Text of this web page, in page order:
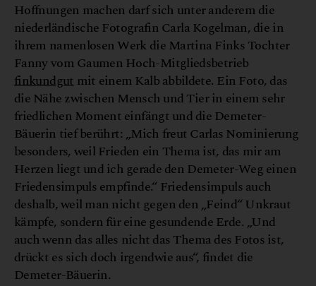
Hoffnungen machen darf sich unter anderem die
niederländische Fotografin Carla Kogelman, die in
ihrem namenlosen Werk die Martina Finks Tochter
Fanny vom Gaumen Hoch-Mitgliedsbetrieb
finkundgutmit einem Kalb abbildete. Ein Foto, das
die Nähe zwischen Mensch und Tier in einem sehr
friedlichen Moment einfängt und die Demeter-
Bäuerin tief berührt: „Mich freut Carlas Nominierung
besonders, weil Frieden ein Thema ist, das mir am
Herzen liegt und ich gerade den Demeter-Weg einen
Friedensimpuls empfinde.“ Friedensimpuls auch
deshalb, weil man nicht gegen den „Feind“ Unkraut
kämpfe, sondern für eine gesundende Erde. „Und
auch wenn das alles nicht das Thema des Fotos ist,
drückt es sich doch irgendwie aus“, findet die
Demeter-Bäuerin.